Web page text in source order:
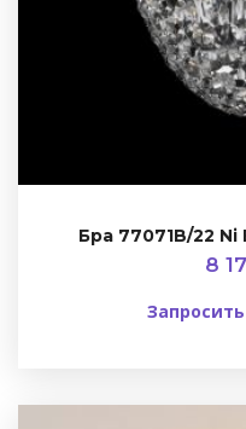
Бра 77071B/22
8